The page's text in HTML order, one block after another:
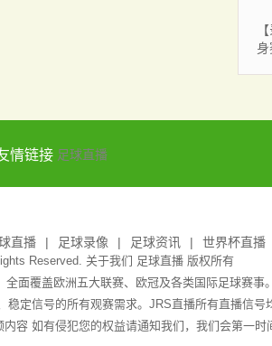
身
情链接 足球直播
直播 足球录像 足球资讯 世界杯直播
Reserved. 关于我们 足球直播版权所有
面覆盖欧洲五大联赛、欧冠及各类国际足球赛
定信号的所有观赛需求。JRS直播所有直播信
容 如有侵犯您的权益请通知我们，我们会第一时